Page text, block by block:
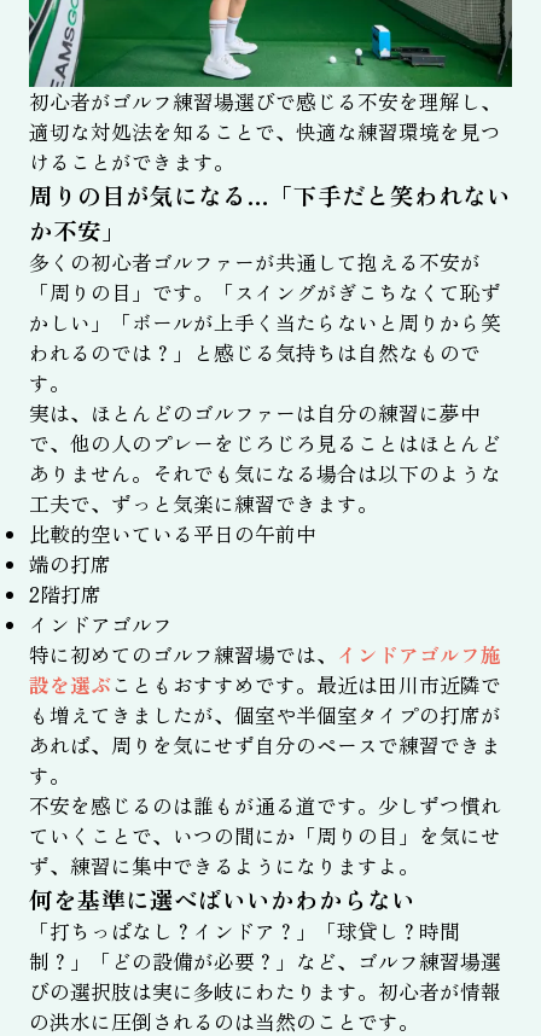
初心者がゴルフ練習場選びで感じる不安を理解し、
適切な対処法を知ることで、快適な練習環境を見つ
けることができます。
周りの目が気になる…「下手だと笑われない
か不安」
多くの初心者ゴルファーが共通して抱える不安が
「周りの目」です。「スイングがぎこちなくて恥ず
かしい」「ボールが上手く当たらないと周りから笑
われるのでは？」と感じる気持ちは自然なもので
す。
実は、ほとんどのゴルファーは自分の練習に夢中
で、他の人のプレーをじろじろ見ることはほとんど
ありません。それでも気になる場合は以下のような
工夫で、ずっと気楽に練習できます。
比較的空いている平日の午前中
端の打席
2階打席
インドアゴルフ
特に初めてのゴルフ練習場では、 インドアゴルフ施
設を選ぶこともおすすめです。最近は田川市近隣で
も増えてきましたが、個室や半個室タイプの打席が
あれば、周りを気にせず自分のペースで練習できま
す。
不安を感じるのは誰もが通る道です。少しずつ慣れ
ていくことで、いつの間にか「周りの目」を気にせ
ず、練習に集中できるようになりますよ。
何を基準に選べばいいかわからない
「打ちっぱなし？インドア？」「球貸し？時間
制？」「どの設備が必要？」など、ゴルフ練習場選
びの選択肢は実に多岐にわたります。初心者が情報
の洪水に圧倒されるのは当然のことです。